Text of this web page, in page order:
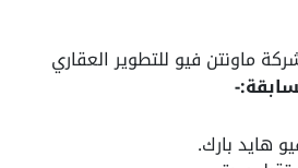
ماونتن فيو للتطوير العقاري
هايد بارك.